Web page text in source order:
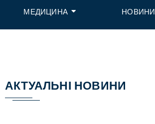
МЕДИЦИНА НОВИНИ
АКТУАЛЬНІ НОВИНИ